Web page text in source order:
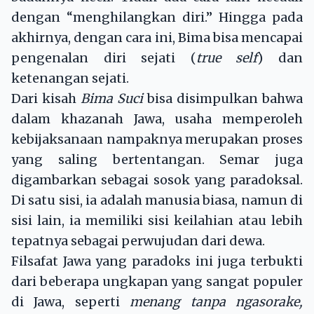
dengan “menghilangkan diri.” Hingga pada
akhirnya, dengan cara ini, Bima bisa mencapai
pengenalan diri sejati (true self) dan
ketenangan sejati.
Dari kisah Bima Sucibisa disimpulkan bahwa
dalam khazanah Jawa, usaha memperoleh
kebijaksanaan nampaknya merupakan proses
yang saling bertentangan. Semar juga
digambarkan sebagai sosok yang paradoksal.
Di satu sisi, ia adalah manusia biasa, namun di
sisi lain, ia memiliki sisi keilahian atau lebih
tepatnya sebagai perwujudan dari dewa.
Filsafat Jawa yang paradoks ini juga terbukti
dari beberapa ungkapan yang sangat populer
di Jawa, seperti menang tanpa ngasorake,